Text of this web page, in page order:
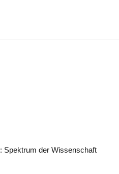
Spektrum der Wissenschaft